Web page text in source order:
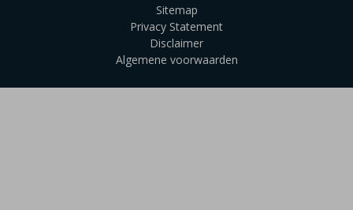
Sitemap
Privacy Statement
Disclaimer
Algemene voorwaarden